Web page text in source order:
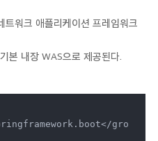
워크 애플리케이션 프레임워크
내장 WAS으로 제공된다.